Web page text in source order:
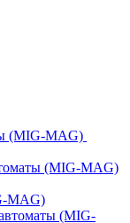
(MIG-MAG)
(MIG-MAG)
MAG)
(MIG-